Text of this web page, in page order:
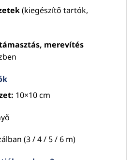
(kiegészítő tartók,
merevítés
10×10 cm
(3 / 4 / 5 / 6 m)